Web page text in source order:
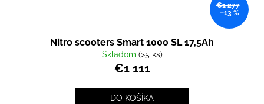
€1 277
–13 %
Nitro scooters Smart 1000 SL 17,5Ah
Skladom (>5 ks)
€1 111
DO KOŠÍKA